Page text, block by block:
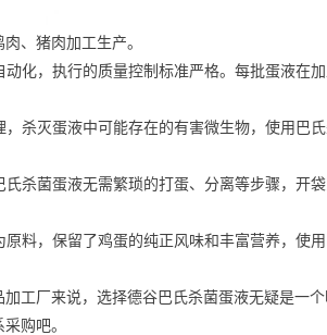
、猪肉加工生产。
动化，执行的质量控制标准严格。每批蛋液在
，杀灭蛋液中 可能存在的有害微生物，使用巴
氏杀菌蛋液无需繁琐的打蛋、分离等步骤，开袋
料， 保留了鸡蛋的纯正风味和丰富营养， 使
加工厂来说，选择德谷巴氏杀菌蛋液无疑是一
购吧。